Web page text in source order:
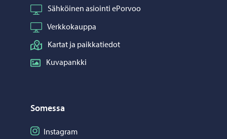
Sähköinen asiointi ePorvoo
Verkkokauppa
Kartat ja paikkatiedot
Kuvapankki
Somessa
Seuraa Instagram
Instagram